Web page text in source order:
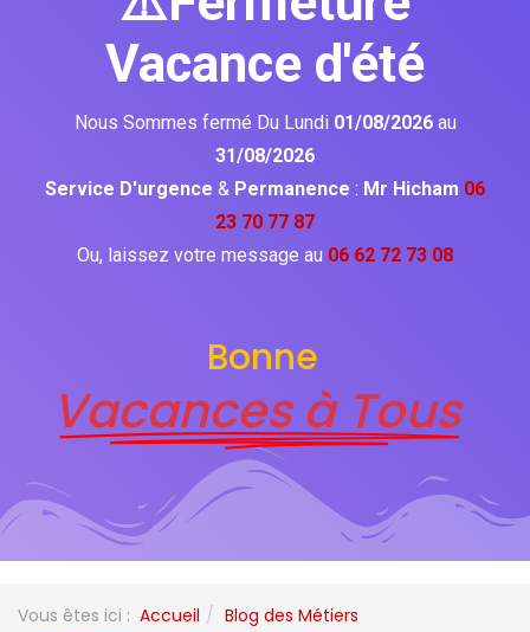
Vacance d'été
Nous Sommes fermé Du Lundi 01/08/2026 au
31/08/2026
Service D'urgence & Permanence : Mr Hicham 06
23 70 77 87
Ou, laissez votre message au 06 62 72 73 08
Bonne
Vacances à Tous
Vous êtes ici : Accueil
Blog des Métiers